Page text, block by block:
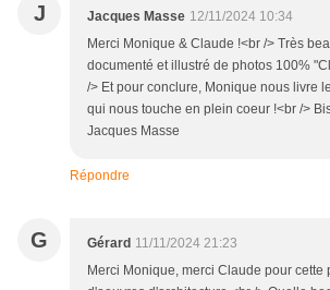
J Jacques Masse 12/11/2024 10:34
Merci Monique & Claude !<br /> Très
documenté et illustré de photos 100%
/> Et pour conclure, Monique nous livre
qui nous touche en plein coeur !<br />
Jacques Masse
Répondre
G Gérard 11/11/2024 21:23
Merci Monique, merci Claude pour cette